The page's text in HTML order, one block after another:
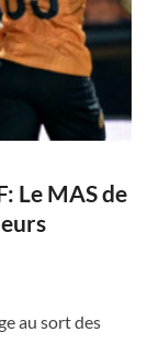
Le MAS de
au sort des